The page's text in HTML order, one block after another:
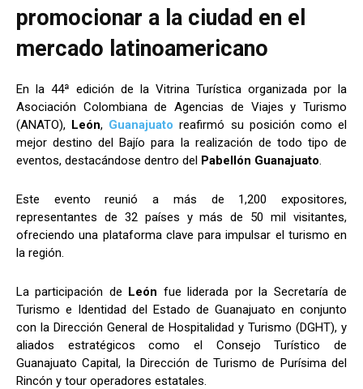
promocionar a la ciudad en el
mercado latinoamericano
En la 44ª edición de la Vitrina Turística organizada por la
Asociación Colombiana de Agencias de Viajes y Turismo
(ANATO), León, Guanajuato reafirmó su posición como el
mejor destino del Bajío para la realización de todo tipo de
eventos, destacándose dentro del Pabellón Guanajuato.
Este evento reunió a más de 1,200 expositores,
representantes de 32 países y más de 50 mil visitantes,
ofreciendo una plataforma clave para impulsar el turismo en
la región.
La participación de León fue liderada por la Secretaría de
Turismo e Identidad del Estado de Guanajuato en conjunto
con la Dirección General de Hospitalidad y Turismo (DGHT), y
aliados estratégicos como el Consejo Turístico de
Guanajuato Capital, la Dirección de Turismo de Purísima del
Rincón y tour operadores estatales.